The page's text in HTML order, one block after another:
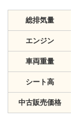
総排気量
エンジン
車両重量
シート高
中古販売価格